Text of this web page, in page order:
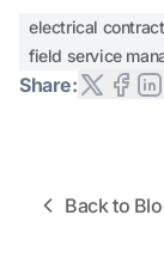
electrical
field service
Share:
Back to